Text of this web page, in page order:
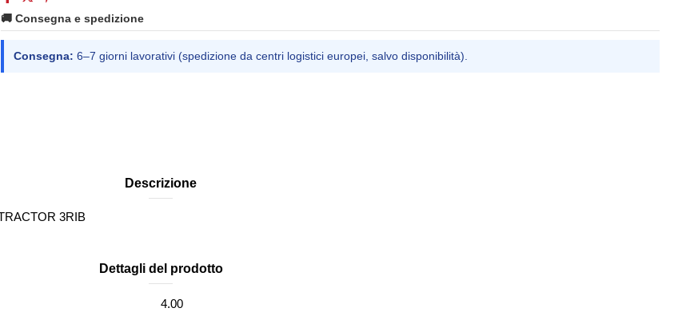
🚚 Consegna e spedizione
Consegna: 6–7 giorni lavorativi (spedizione da centri logistici europei, salvo disponibilità).
Descrizione
3RIB
Dettagli del prodotto
4.00